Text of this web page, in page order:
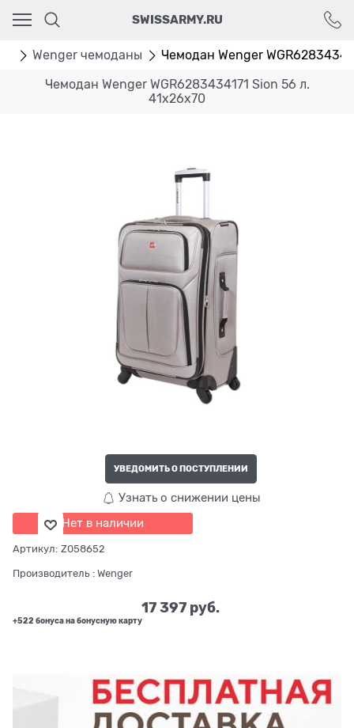
SWISSARMY.RU
Wenger чемоданы Чемодан Wenger
Чемодан Wenger WGR6283434171 Sion 56 л.
41х26х70
УВЕДОМИТЬ О ПОСТУПЛЕНИИ
Узнать о снижении цены
Нет в наличии
Артикул: Z058652
Производитель : Wenger
17 397 руб.
+522 бонуса на бонусную карту
Ваш город - Москва,
угадали?
ДА НЕТ